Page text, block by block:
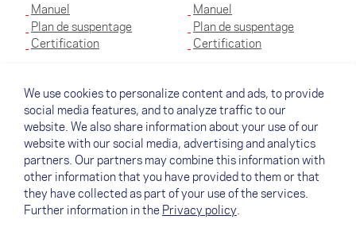
Manuel
Plan de suspentage
Certification
Manuel
Plan de suspentage
Certification
M
Manuel
Plan de suspentage
Certification
L
Manuel
Plan de suspentage
Certification
Motor
We use cookies to personalize content and ads, to provide
social media features, and to analyze traffic to our
website. We also share information about your use of our
website with our social media, advertising and analytics
partners. Our partners may combine this information with
other information that you have provided to them or that
they have collected as part of your use of the services.
Further information in the Privacy policy.